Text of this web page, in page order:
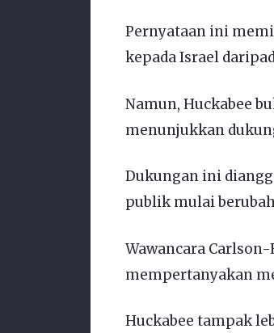
Pernyataan ini
kepada Israel
Namun, Huckabee
menunjukkan
Dukungan ini
publik mulai
Wawancara
mempertanyakan
Huckabee tampak